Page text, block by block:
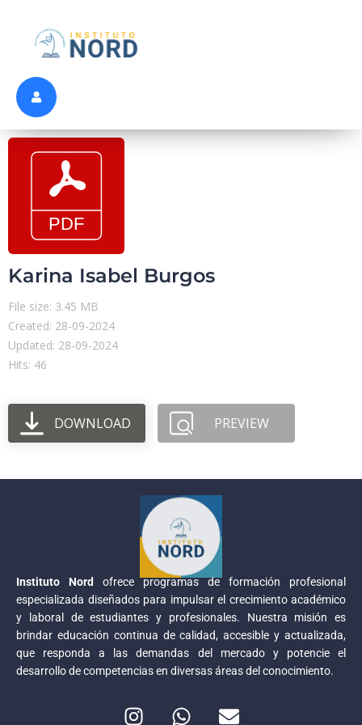
Karina Isabel Burgos
File size: 3.45 MB
Created: 28-09-2024
Updated: 28-09-2024
Hits: 46
DOWNLOAD PREVIEW
Instituto Nord
ofrece programas de formación profesional
especializada diseñados para impulsar el crecimiento académico
y laboral de estudiantes y profesionales. Nuestra misión es
brindar educación continua de calidad, accesible y actualizada,
que responda a las demandas del mercado y potencie el
desarrollo de competencias en diversas áreas del conocimiento.